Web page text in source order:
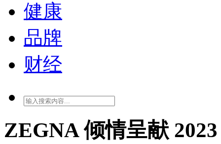
健康
品牌
财经
ZEGNA 倾情呈献